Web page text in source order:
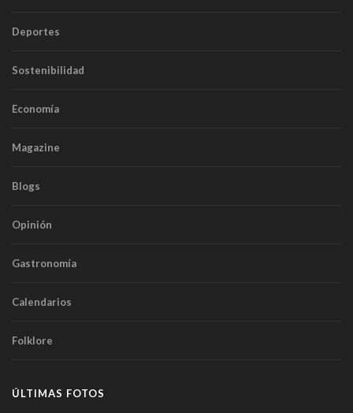
Deportes
Sostenibilidad
Economía
Magazine
Blogs
Opinión
Gastronomía
Calendarios
Folklore
ÚLTIMAS FOTOS